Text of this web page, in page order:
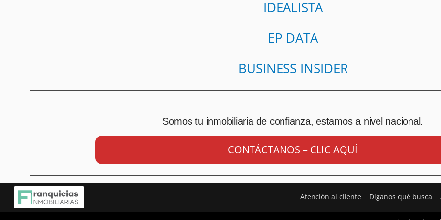
IDEALISTA
EP DATA
BUSINESS INSIDER
Somos tu inmobiliaria de confianza, estamos a nivel nacional.
CONTÁCTANOS – CLIC AQUÍ
Atención al cliente Díganos qué busca